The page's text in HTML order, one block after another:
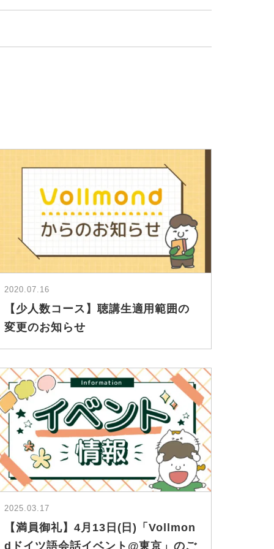
2020.07.16
【少人数コース】聴講生適用範囲の
変更のお知らせ
2025.03.17
【満員御礼】4月13日(日)「Vollmon
dドイツ語会話イベント@東京」のご